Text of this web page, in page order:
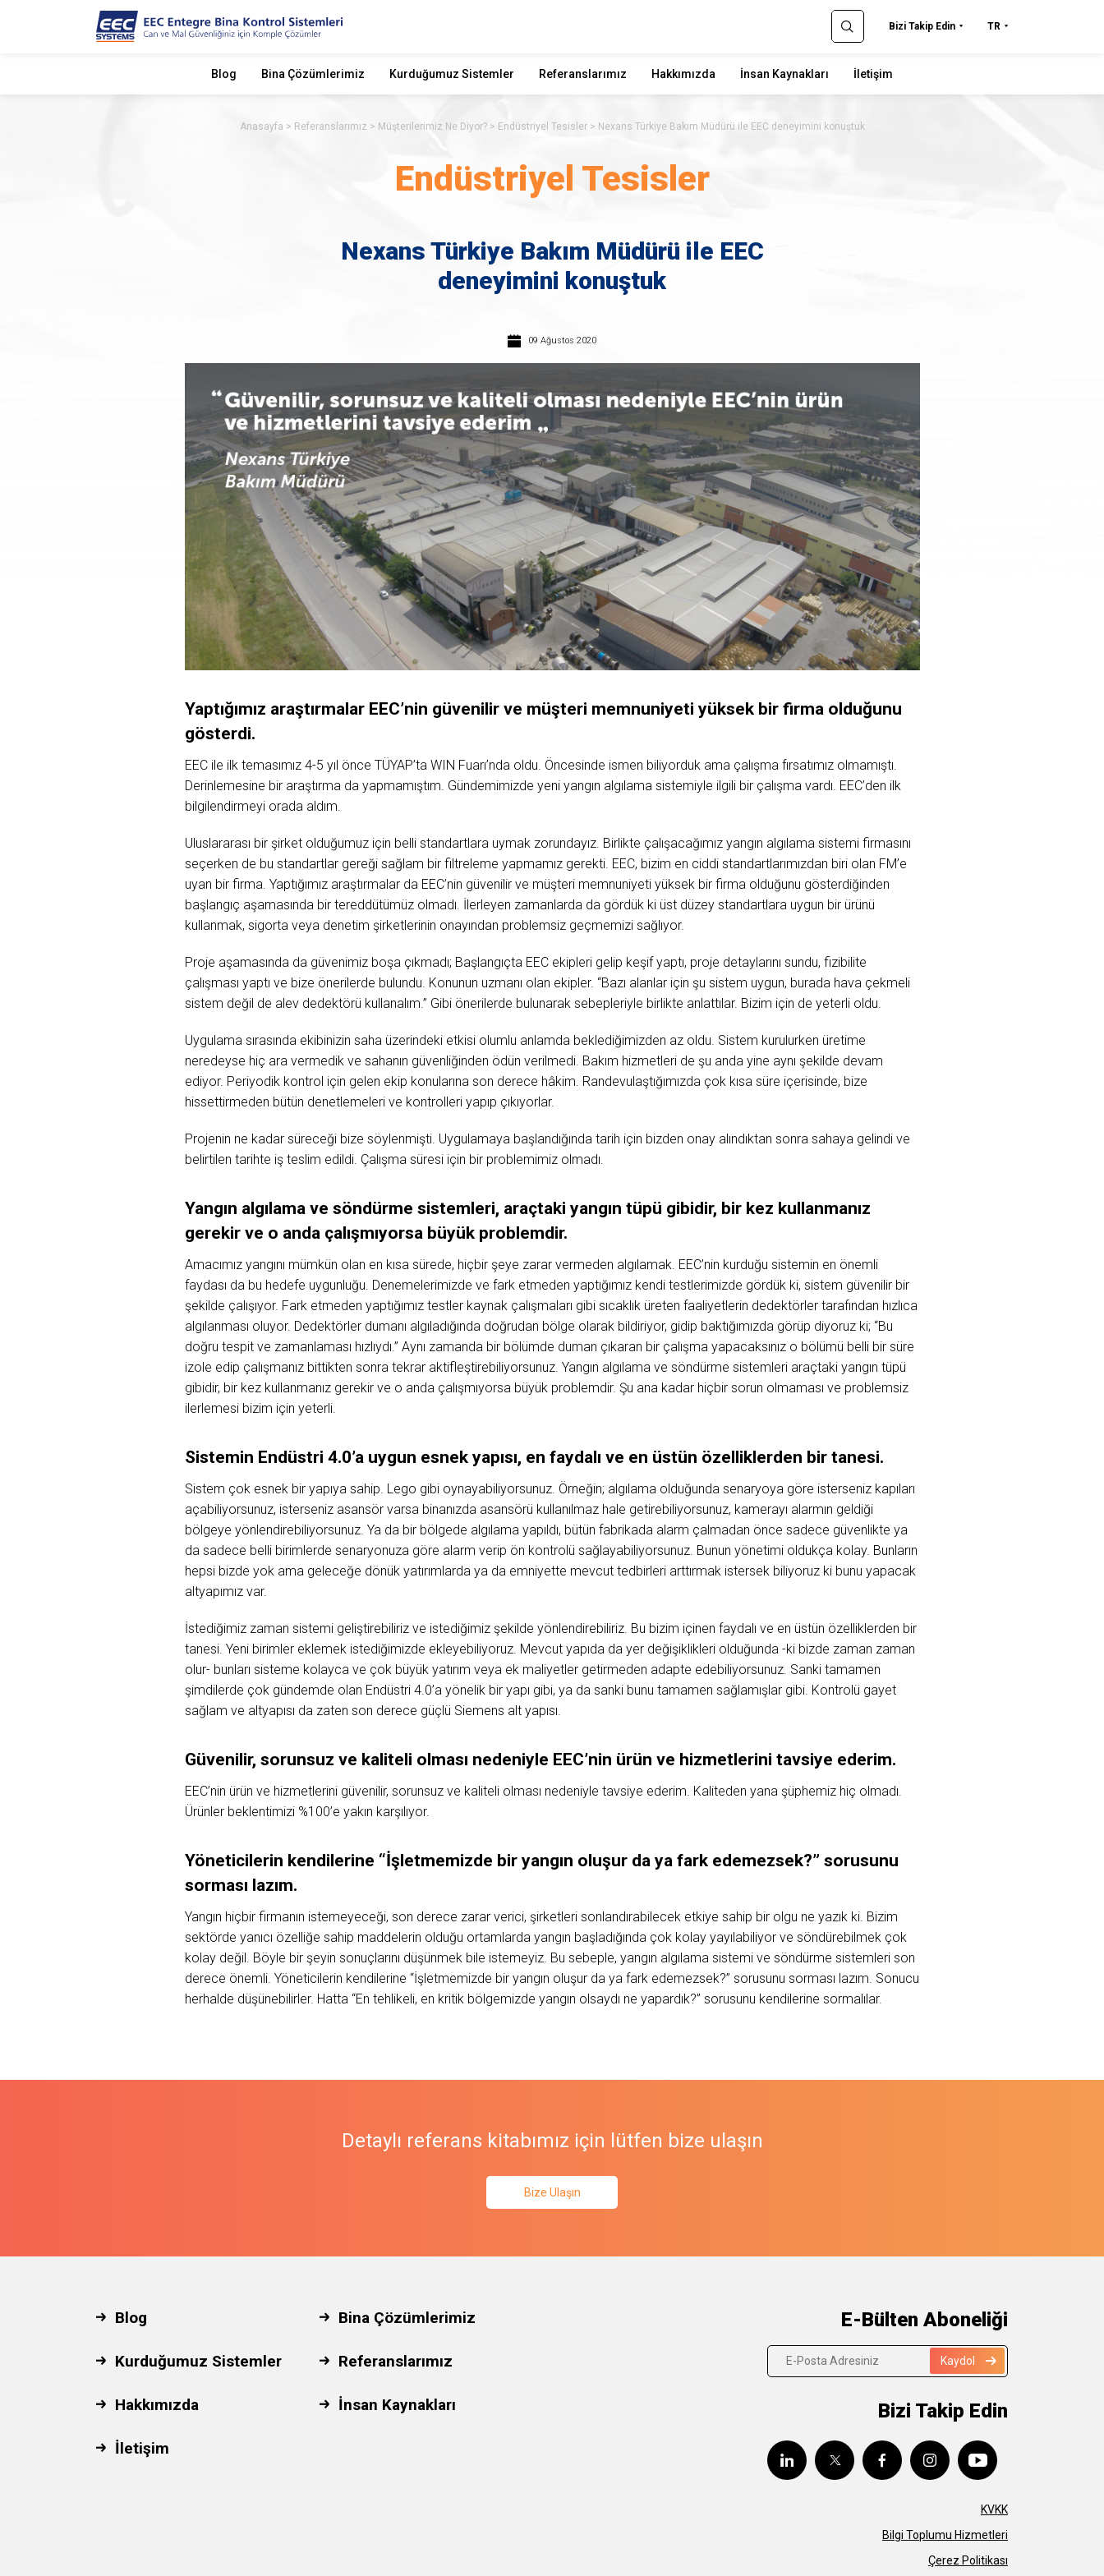
Bizi Takip Edin TR
Blog Bina Çözümlerimiz Kurduğumuz Sistemler Referanslarımız Hakkımızda İnsan Kaynakları İletişim
Anasayfa Referanslarımız Müşterilerimiz Ne Diyor? Endüstriyel Tesisler Nexans Türkiye Bakım Müdürü ile EEC deneyimini konuştuk
Endüstriyel Tesisler
Nexans Türkiye Bakım Müdürü ile EEC
deneyimini konuştuk
09 Ağustos 2020
Yaptığımız araştırmalar EEC’nin güvenilir ve müşteri memnuniyeti yüksek bir firma olduğunu
gösterdi.
EEC ile ilk temasımız 4-5 yıl önce TÜYAP’ta WIN Fuarı’nda oldu. Öncesinde ismen biliyorduk ama çalışma fırsatımız olmamıştı.
Derinlemesine bir araştırma da yapmamıştım. Gündemimizde yeni yangın algılama sistemiyle ilgili bir çalışma vardı. EEC’den ilk
bilgilendirmeyi orada aldım.
Uluslararası bir şirket olduğumuz için belli standartlara uymak zorundayız. Birlikte çalışacağımız yangın algılama sistemi firmasını
seçerken de bu standartlar gereği sağlam bir filtreleme yapmamız gerekti. EEC, bizim en ciddi standartlarımızdan biri olan FM’e
uyan bir firma. Yaptığımız araştırmalar da EEC’nin güvenilir ve müşteri memnuniyeti yüksek bir firma olduğunu gösterdiğinden
başlangıç aşamasında bir tereddütümüz olmadı. İlerleyen zamanlarda da gördük ki üst düzey standartlara uygun bir ürünü
kullanmak, sigorta veya denetim şirketlerinin onayından problemsiz geçmemizi sağlıyor.
Proje aşamasında da güvenimiz boşa çıkmadı; Başlangıçta EEC ekipleri gelip keşif yaptı, proje detaylarını sundu, fizibilite
çalışması yaptı ve bize önerilerde bulundu. Konunun uzmanı olan ekipler. “Bazı alanlar için şu sistem uygun, burada hava çekmeli
sistem değil de alev dedektörü kullanalım.” Gibi önerilerde bulunarak sebepleriyle birlikte anlattılar. Bizim için de yeterli oldu.
Uygulama sırasında ekibinizin saha üzerindeki etkisi olumlu anlamda beklediğimizden az oldu. Sistem kurulurken üretime
neredeyse hiç ara vermedik ve sahanın güvenliğinden ödün verilmedi. Bakım hizmetleri de şu anda yine aynı şekilde devam
ediyor. Periyodik kontrol için gelen ekip konularına son derece hâkim. Randevulaştığımızda çok kısa süre içerisinde, bize
hissettirmeden bütün denetlemeleri ve kontrolleri yapıp çıkıyorlar.
Projenin ne kadar süreceği bize söylenmişti. Uygulamaya başlandığında tarih için bizden onay alındıktan sonra sahaya gelindi ve
belirtilen tarihte iş teslim edildi. Çalışma süresi için bir problemimiz olmadı.
Yangın algılama ve söndürme sistemleri, araçtaki yangın tüpü gibidir, bir kez kullanmanız
gerekir ve o anda çalışmıyorsa büyük problemdir.
Amacımız yangını mümkün olan en kısa sürede, hiçbir şeye zarar vermeden algılamak. EEC’nin kurduğu sistemin en önemli
faydası da bu hedefe uygunluğu. Denemelerimizde ve fark etmeden yaptığımız kendi testlerimizde gördük ki, sistem güvenilir bir
şekilde çalışıyor. Fark etmeden yaptığımız testler kaynak çalışmaları gibi sıcaklık üreten faaliyetlerin dedektörler tarafından hızlıca
algılanması oluyor. Dedektörler dumanı algıladığında doğrudan bölge olarak bildiriyor, gidip baktığımızda görüp diyoruz ki; “Bu
doğru tespit ve zamanlaması hızlıydı.” Aynı zamanda bir bölümde duman çıkaran bir çalışma yapacaksınız o bölümü belli bir süre
izole edip çalışmanız bittikten sonra tekrar aktifleştirebiliyorsunuz. Yangın algılama ve söndürme sistemleri araçtaki yangın tüpü
gibidir, bir kez kullanmanız gerekir ve o anda çalışmıyorsa büyük problemdir. Şu ana kadar hiçbir sorun olmaması ve problemsiz
ilerlemesi bizim için yeterli.
Sistemin Endüstri 4.0’a uygun esnek yapısı, en faydalı ve en üstün özelliklerden bir tanesi.
Sistem çok esnek bir yapıya sahip. Lego gibi oynayabiliyorsunuz. Örneğin; algılama olduğunda senaryoya göre isterseniz kapıları
açabiliyorsunuz, isterseniz asansör varsa binanızda asansörü kullanılmaz hale getirebiliyorsunuz, kamerayı alarmın geldiği
bölgeye yönlendirebiliyorsunuz. Ya da bir bölgede algılama yapıldı, bütün fabrikada alarm çalmadan önce sadece güvenlikte ya
da sadece belli birimlerde senaryonuza göre alarm verip ön kontrolü sağlayabiliyorsunuz. Bunun yönetimi oldukça kolay. Bunların
hepsi bizde yok ama geleceğe dönük yatırımlarda ya da emniyette mevcut tedbirleri arttırmak istersek biliyoruz ki bunu yapacak
altyapımız var.
İstediğimiz zaman sistemi geliştirebiliriz ve istediğimiz şekilde yönlendirebiliriz. Bu bizim içinen faydalı ve en üstün özelliklerden bir
tanesi. Yeni birimler eklemek istediğimizde ekleyebiliyoruz. Mevcut yapıda da yer değişiklikleri olduğunda -ki bizde zaman zaman
olur- bunları sisteme kolayca ve çok büyük yatırım veya ek maliyetler getirmeden adapte edebiliyorsunuz. Sanki tamamen
şimdilerde çok gündemde olan Endüstri 4.0’a yönelik bir yapı gibi, ya da sanki bunu tamamen sağlamışlar gibi. Kontrolü gayet
sağlam ve altyapısı da zaten son derece güçlü Siemens alt yapısı.
Güvenilir, sorunsuz ve kaliteli olması nedeniyle EEC’nin ürün ve hizmetlerini tavsiye ederim.
EEC’nin ürün ve hizmetlerini güvenilir, sorunsuz ve kaliteli olması nedeniyle tavsiye ederim. Kaliteden yana şüphemiz hiç olmadı.
Ürünler beklentimizi %100’e yakın karşılıyor.
Yöneticilerin kendilerine “İşletmemizde bir yangın oluşur da ya fark edemezsek?” sorusunu
sorması lazım.
Yangın hiçbir firmanın istemeyeceği, son derece zarar verici, şirketleri sonlandırabilecek etkiye sahip bir olgu ne yazık ki. Bizim
sektörde yanıcı özelliğe sahip maddelerin olduğu ortamlarda yangın başladığında çok kolay yayılabiliyor ve söndürebilmek çok
kolay değil. Böyle bir şeyin sonuçlarını düşünmek bile istemeyiz. Bu sebeple, yangın algılama sistemi ve söndürme sistemleri son
derece önemli. Yöneticilerin kendilerine “İşletmemizde bir yangın oluşur da ya fark edemezsek?” sorusunu sorması lazım. Sonucu
herhalde düşünebilirler. Hatta “En tehlikeli, en kritik bölgemizde yangın olsaydı ne yapardık?” sorusunu kendilerine sormalılar.
Detaylı referans kitabımız için lütfen bize ulaşın
Bize Ulaşın
Blog Bina Çözümlerimiz
Kurduğumuz Sistemler Referanslarımız
Hakkımızda İnsan Kaynakları
İletişim
E-Bülten Aboneliği
Kaydol
Bizi Takip Edin
KVKK
Bilgi Toplumu Hizmetleri
Çerez Politikası